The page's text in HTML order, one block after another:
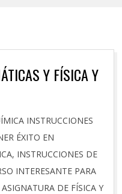
Y FÍSICA Y
INSTRUCCIONES
ÉXITO EN
INSTRUCCIONES DE
INTERESANTE PARA
DE FÍSICA Y